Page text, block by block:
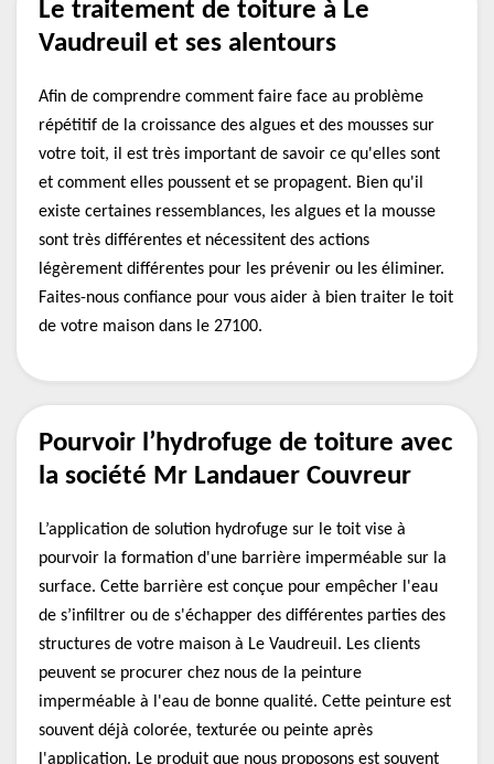
Le traitement de toiture à Le
Vaudreuil et ses alentours
Afin de comprendre comment faire face au problème
répétitif de la croissance des algues et des mousses sur
votre toit, il est très important de savoir ce qu'elles sont
et comment elles poussent et se propagent. Bien qu'il
existe certaines ressemblances, les algues et la mousse
sont très différentes et nécessitent des actions
légèrement différentes pour les prévenir ou les éliminer.
Faites-nous confiance pour vous aider à bien traiter le toit
de votre maison dans le 27100.
Pourvoir l’hydrofuge de toiture avec
la société Mr Landauer Couvreur
L’application de solution hydrofuge sur le toit vise à
pourvoir la formation d'une barrière imperméable sur la
surface. Cette barrière est conçue pour empêcher l'eau
de s’infiltrer ou de s'échapper des différentes parties des
structures de votre maison à Le Vaudreuil. Les clients
peuvent se procurer chez nous de la peinture
imperméable à l'eau de bonne qualité. Cette peinture est
souvent déjà colorée, texturée ou peinte après
l'application. Le produit que nous proposons est souvent